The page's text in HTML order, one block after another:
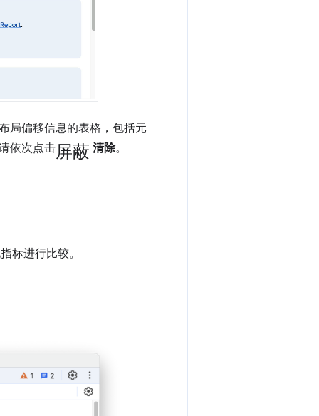
局偏移信息的表格，包括元
依次点击 屏蔽 清除。
标进行比较。